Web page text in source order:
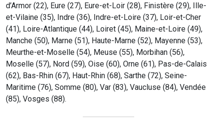
d’Armor (22), Eure (27), Eure-et-Loir (28), Finistère (29), Ille-
et-Vilaine (35), Indre (36), Indre-et-Loire (37), Loir-et-Cher
(41), Loire-Atlantique (44), Loiret (45), Maine-et-Loire (49),
Manche (50), Marne (51), Haute-Marne (52), Mayenne (53),
Meurthe-et-Moselle (54), Meuse (55), Morbihan (56),
Moselle (57), Nord (59), Oise (60), Orne (61), Pas-de-Calais
(62), Bas-Rhin (67), Haut-Rhin (68), Sarthe (72), Seine-
Maritime (76), Somme (80), Var (83), Vaucluse (84), Vendée
(85), Vosges (88).